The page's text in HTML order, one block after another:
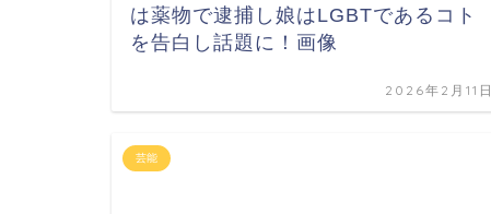
は薬物で逮捕し娘はLGBTであるコト
を告白し話題に！画像
2026年2月11日
芸能